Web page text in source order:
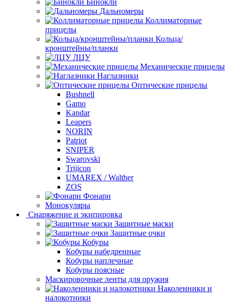
Бинокли
Дальномеры
Коллиматорные
прицелы
Кольца/
кронштейны/планки
ЛЦУ
Механические прицелы
Наглазники
Оптические прицелы
Bushnell
Gamo
Kandar
Leapers
NORIN
Patriot
SNIPER
Swarovski
Trijicon
UMAREX / Walther
ZOS
Фонари
Монокуляры
Снаряжение и экипировка
Защитные маски
Защитные очки
Кобуры
Кобуры набедренные
Кобуры наплечные
Кобуры поясные
Маскировочные ленты для оружия
Наколенники и
налокотники